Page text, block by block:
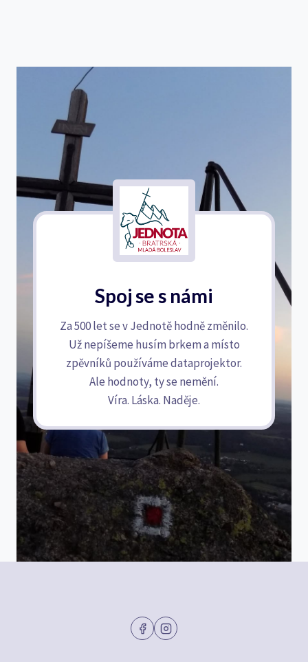
Spoj se s námi
Za 500 let se v Jednotě hodně změnilo.
Už nepíšeme husím brkem a místo
zpěvníků používáme dataprojektor.
Ale hodnoty, ty se nemění.
Víra. Láska. Naděje.